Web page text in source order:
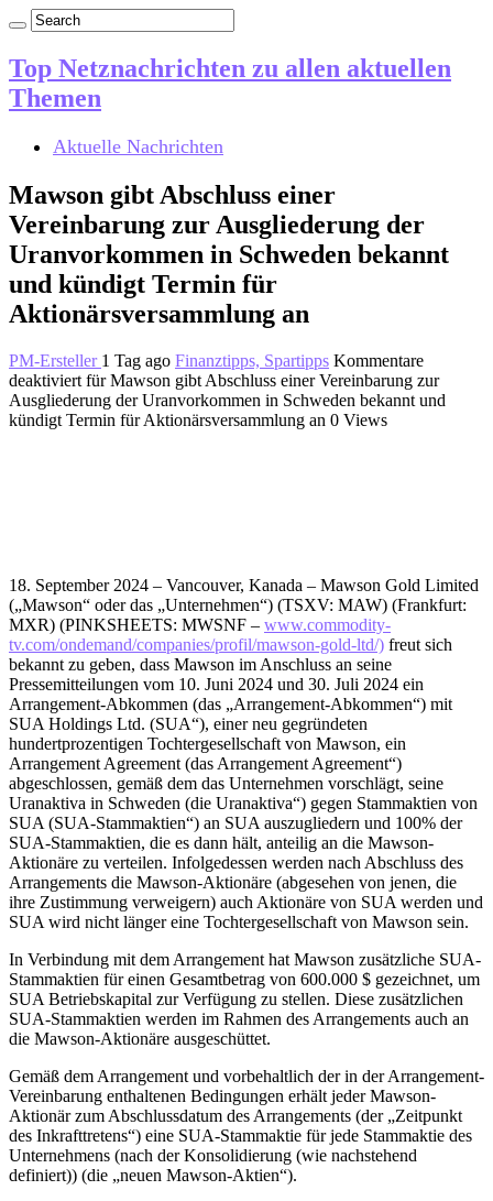
Top Netznachrichten zu allen aktuellen
Themen
Aktuelle Nachrichten
Mawson gibt Abschluss einer
Vereinbarung zur Ausgliederung der
Uranvorkommen in Schweden bekannt
und kündigt Termin für
Aktionärsversammlung an
PM-Ersteller 1 Tag ago Finanztipps, Spartipps Kommentare
deaktiviert für Mawson gibt Abschluss einer Vereinbarung zur
Ausgliederung der Uranvorkommen in Schweden bekannt und
kündigt Termin für Aktionärsversammlung an 0 Views
18. September 2024 – Vancouver, Kanada – Mawson Gold Limited
(„Mawson“ oder das „Unternehmen“) (TSXV: MAW) (Frankfurt:
MXR) (PINKSHEETS: MWSNF – www.commodity-
tv.com/ondemand/companies/profil/mawson-gold-ltd/) freut sich
bekannt zu geben, dass Mawson im Anschluss an seine
Pressemitteilungen vom 10. Juni 2024 und 30. Juli 2024 ein
Arrangement-Abkommen (das „Arrangement-Abkommen“) mit
SUA Holdings Ltd. (SUA“), einer neu gegründeten
hundertprozentigen Tochtergesellschaft von Mawson, ein
Arrangement Agreement (das Arrangement Agreement“)
abgeschlossen, gemäß dem das Unternehmen vorschlägt, seine
Uranaktiva in Schweden (die Uranaktiva“) gegen Stammaktien von
SUA (SUA-Stammaktien“) an SUA auszugliedern und 100% der
SUA-Stammaktien, die es dann hält, anteilig an die Mawson-
Aktionäre zu verteilen. Infolgedessen werden nach Abschluss des
Arrangements die Mawson-Aktionäre (abgesehen von jenen, die
ihre Zustimmung verweigern) auch Aktionäre von SUA werden und
SUA wird nicht länger eine Tochtergesellschaft von Mawson sein.
In Verbindung mit dem Arrangement hat Mawson zusätzliche SUA-
Stammaktien für einen Gesamtbetrag von 600.000 $ gezeichnet, um
SUA Betriebskapital zur Verfügung zu stellen. Diese zusätzlichen
SUA-Stammaktien werden im Rahmen des Arrangements auch an
die Mawson-Aktionäre ausgeschüttet.
Gemäß dem Arrangement und vorbehaltlich der in der Arrangement-
Vereinbarung enthaltenen Bedingungen erhält jeder Mawson-
Aktionär zum Abschlussdatum des Arrangements (der „Zeitpunkt
des Inkrafttretens“) eine SUA-Stammaktie für jede Stammaktie des
Unternehmens (nach der Konsolidierung (wie nachstehend
definiert)) (die „neuen Mawson-Aktien“).